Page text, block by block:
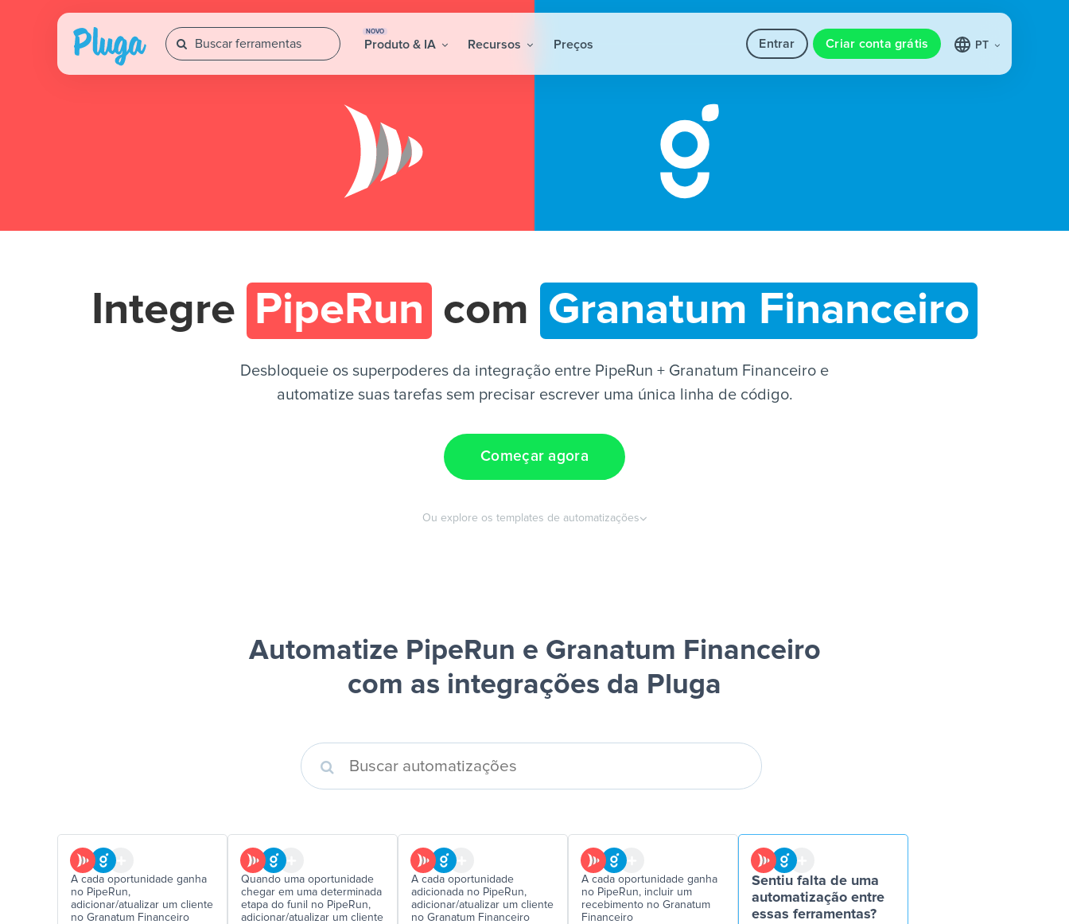
NOVO
Produto & IA Recursos Preços Entrar Criar conta grátis PT
Integre PipeRun com Granatum Financeiro
Desbloqueie os superpoderes da integração entre PipeRun + Granatum Financeiro e
automatize suas tarefas sem precisar escrever uma única linha de código.
Começar agora
Ou explore os templates de automatizações
Automatize PipeRun e Granatum Financeiro
com as integrações da Pluga
A cada oportunidade ganha
no PipeRun,
adicionar/atualizar um cliente
no Granatum Financeiro
Quando uma oportunidade
chegar em uma determinada
etapa do funil no PipeRun,
adicionar/atualizar um cliente
A cada oportunidade
adicionada no PipeRun,
adicionar/atualizar um cliente
no Granatum Financeiro
A cada oportunidade ganha
no PipeRun, incluir um
recebimento no Granatum
Financeiro
Sentiu falta de uma
automatização entre
essas ferramentas?